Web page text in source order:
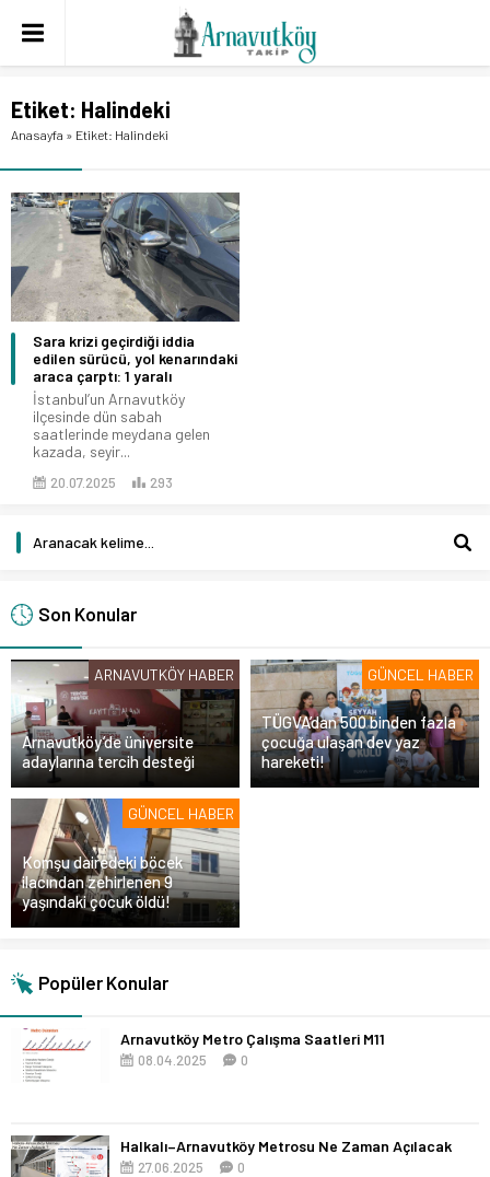
Etiket: Halindeki
Anasayfa » Etiket: Halindeki
Sara krizi geçirdiği iddia
edilen sürücü, yol kenarındaki
araca çarptı: 1 yaralı
İstanbul’un Arnavutköy
ilçesinde dün sabah
saatlerinde meydana gelen
kazada, seyir...
20.07.2025 293
Son Konular
ARNAVUTKÖY HABER
Arnavutköy’de üniversite
adaylarına tercih desteği
GÜNCEL HABER
TÜGVA’dan 500 binden fazla
çocuğa ulaşan dev yaz
hareketi!
GÜNCEL HABER
Komşu dairedeki böcek
ilacından zehirlenen 9
yaşındaki çocuk öldü!
Popüler Konular
Arnavutköy Metro Çalışma Saatleri M11
08.04.2025 0
Halkalı–Arnavutköy Metrosu Ne Zaman Açılacak
27.06.2025 0